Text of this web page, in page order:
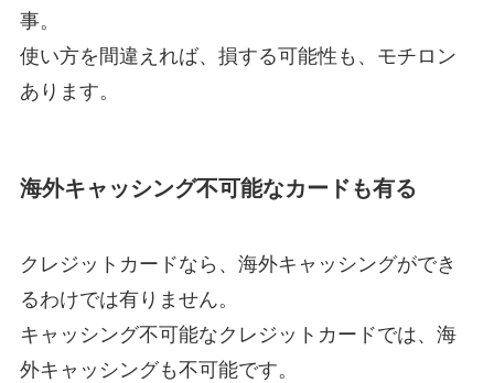
事。
使い方を間違えれば、損する可能性も、モチロン
あります。
海外キャッシング不可能なカードも有る
クレジットカードなら、海外キャッシングができ
るわけでは有りません。
キャッシング不可能なクレジットカードでは、海
外キャッシングも不可能です。